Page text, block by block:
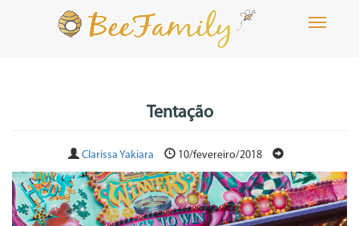
Toggle
Tentação
Clarissa Yakiara 10/fevereiro/2018